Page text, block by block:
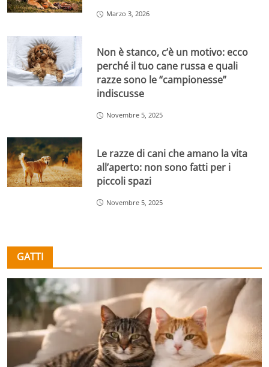
Marzo 3, 2026
Non è stanco, c’è un motivo: ecco
perché il tuo cane russa e quali
razze sono le “campionesse”
indiscusse
Novembre 5, 2025
Le razze di cani che amano la vita
all’aperto: non sono fatti per i
piccoli spazi
Novembre 5, 2025
GATTI